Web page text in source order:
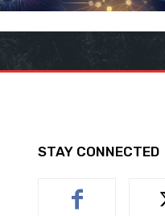
STAY CONNECTED